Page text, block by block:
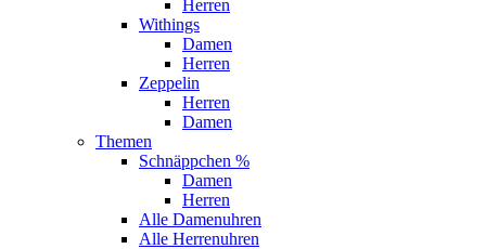
Herren
Withings
Damen
Herren
Zeppelin
Herren
Damen
Themen
Schnäppchen %
Damen
Herren
Alle Damenuhren
Alle Herrenuhren